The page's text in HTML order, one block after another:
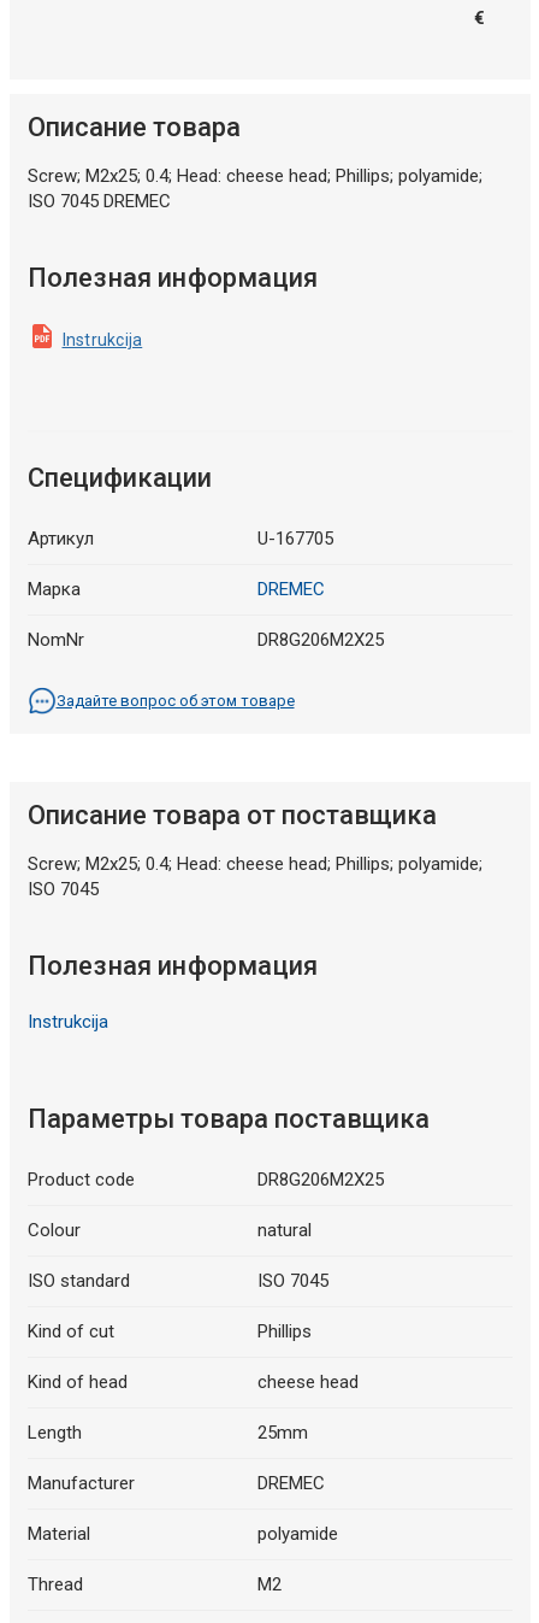
€
Описание товара
Screw; M2x25; 0.4; Head: cheese head; Phillips; polyamide;
ISO 7045 DREMEC
Полезная информация
Instrukcija
Спецификации
Артикул U-167705
Марка DREMEC
NomNr DR8G206M2X25
Задайте вопрос об этом товаре
Описание товара от поставщика
Screw; M2x25; 0.4; Head: cheese head; Phillips; polyamide;
ISO 7045
Полезная информация
Instrukcija
Параметры товара поставщика
Product code DR8G206M2X25
Colour natural
ISO standard ISO 7045
Kind of cut Phillips
Kind of head cheese head
Length 25mm
Manufacturer DREMEC
Material polyamide
Thread M2